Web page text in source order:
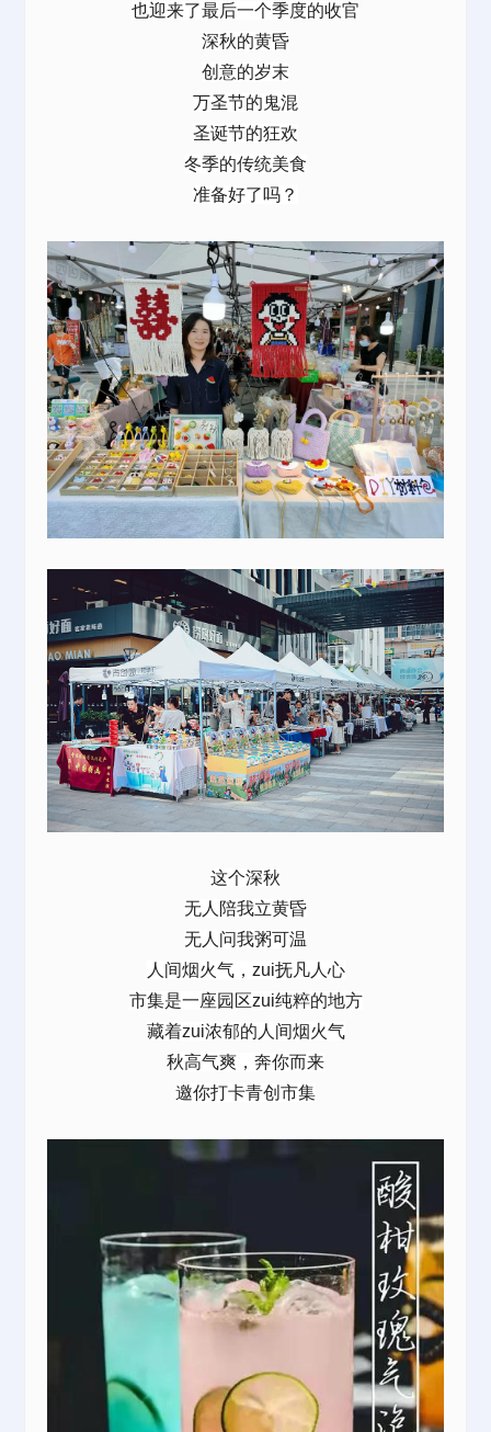
也迎来了最后一个季度的收官
深秋的黄昏
创意的岁末
万圣节的鬼混
圣诞节的狂欢
冬季的传统美食
准备好了吗？
这个深秋
无人陪我立黄昏
无人问我粥可温
人间烟火气，zui抚凡人心
市集是一座园区zui纯粹的地方
藏着zui浓郁的人间烟火气
秋高气爽，奔你而来
邀你打卡青创市集